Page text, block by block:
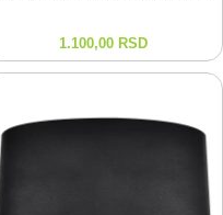
1.100,00 RSD